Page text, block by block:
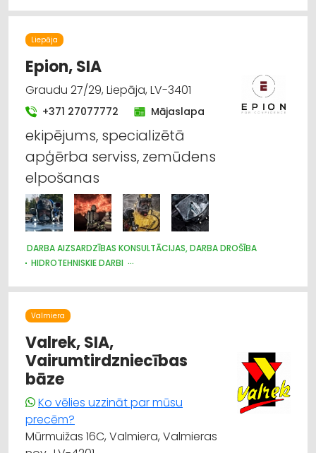
Liepāja
Epion, SIA
Graudu 27/29, Liepāja, LV-3401
+371 27077772 Mājaslapa
ekipējums, specializētā
apģērba serviss, zemūdens
elpošanas
DARBA AIZSARDZĪBAS KONSULTĀCIJAS, DARBA DROŠĪBA
HIDROTEHNISKIE DARBI
VAIRUMTIRDZNIECĪBA
UN APAVI; TIRDZNIECĪBA
GUMIJAS IZSTRĀDĀJUMI
INSTRUMENTU UN DARBARĪKU TIRDZNIECĪBA
INSTRUMENTU UN DARBARĪKU VAIRUMTIRDZNIECĪBA
MEDICĪNAS TEHNIKA, INSTRUMENTI, PRECES UN PIEDERUMI
SPORTA UN TŪRISMA PREČU VAIRUMTIRDZNIECĪBA
TIRDZNIECĪBA: NETIEŠĀ
TIRDZNIECĪBAS STARPNIEKI
UGUNSDZĒSĪBAS UN UGUNSAIZSARDZĪBAS LĪDZEKĻI
VALSTS AIZSARDZĪBA, ARMIJA
Valmiera
Valrek, SIA,
Vairumtirdzniecības
bāze
Ko vēlies uzzināt par mūsu
precēm?
Mūrmuižas 16C, Valmiera, Valmieras